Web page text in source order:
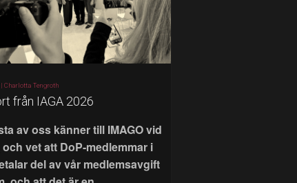
|Charlotta Tengroth
från IAGA 2026
av oss känner till IMAGO vid
och vet att DoP-medlemmar i
del av vår medlemsavgift